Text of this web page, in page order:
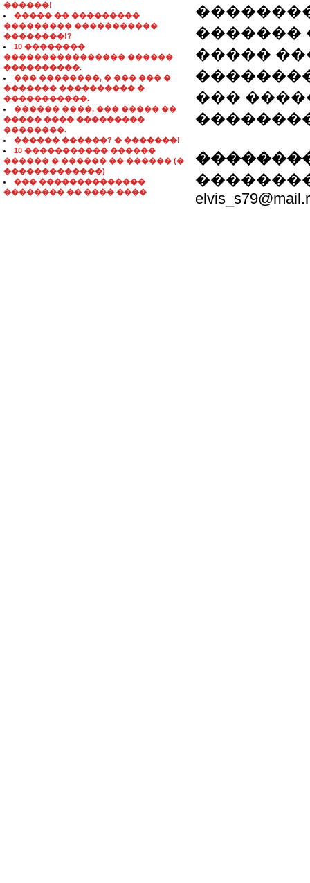
������!
����� �� ���������
��������� �����������
��������!?
10 ��������
���������������� ������
����������.
��� ��������, � ��� ��� �
������� ���������� �
�����������.
������ ����. ��� ����� ��
����� ���� ���������
��������.
������ ������? � �������!
10 ����������� ������
������ � ������ �� ������ (�
�������������)
��� ��������������
�������� �� ���� ����
�������
�����
���
��������: